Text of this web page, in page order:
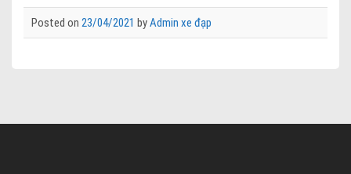
Posted on 23/04/2021 byAdmin xe đạp